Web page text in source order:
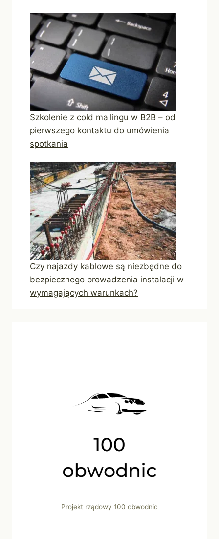
Szkolenie z cold mailingu w B2B – od
pierwszego kontaktu do umówienia
spotkania
Czy najazdy kablowe są niezbędne do
bezpiecznego prowadzenia instalacji w
wymagających warunkach?
Projekt rządowy 100 obwodnic